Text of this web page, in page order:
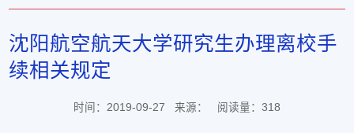
沈阳航空航天大学研究生办理离校手
续相关规定
时间：2019-09-27 来源： 阅读量：318